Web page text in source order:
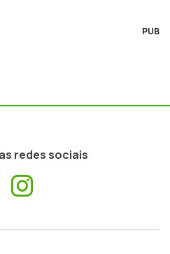
PUB
redes sociais
Facebook